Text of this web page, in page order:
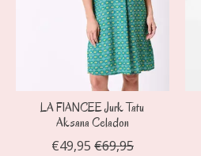
LA FIANCEE Jurk Tatu
Aksana Celadon
€49,95 €69,95